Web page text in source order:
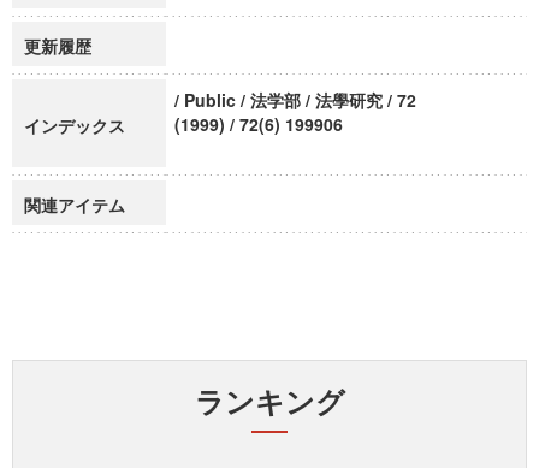
更新履歴
インデックス
/ Public / 法学部 / 法學研究 / 72
(1999) / 72(6) 199906
関連アイテム
ランキング